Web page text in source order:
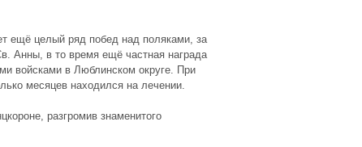
ещё целый ряд побед над поляками, за
Анны, в то время ещё частная награда
войсками в Люблинском округе. При
месяцев находился на лечении.
разгромив знаменитого